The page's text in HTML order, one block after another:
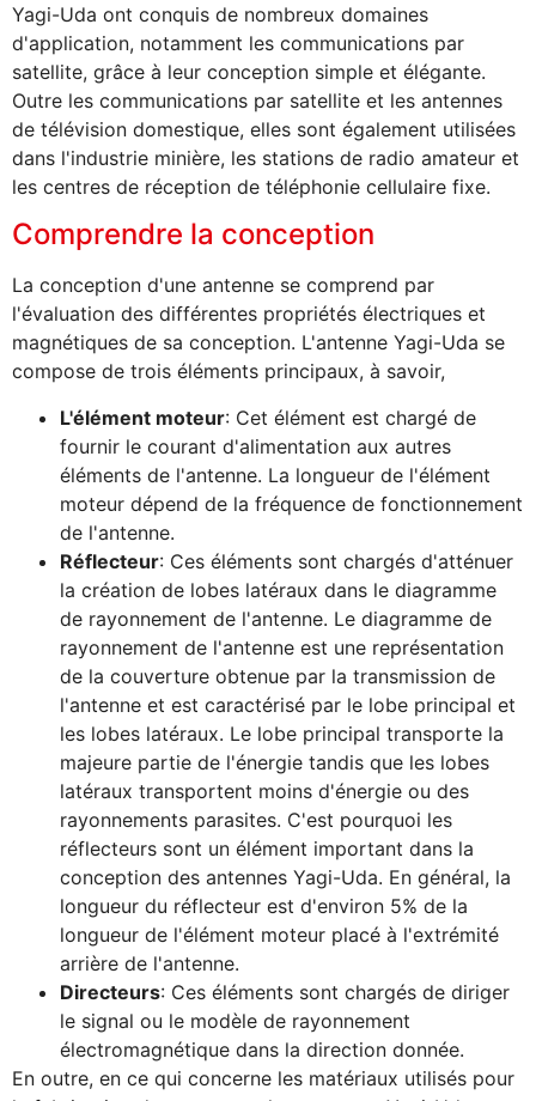
Yagi-Uda ont conquis de nombreux domaines
d'application, notamment les communications par
satellite, grâce à leur conception simple et élégante.
Outre les communications par satellite et les antennes
de télévision domestique, elles sont également utilisées
dans l'industrie minière, les stations de radio amateur et
les centres de réception de téléphonie cellulaire fixe.
Comprendre la conception
La conception d'une antenne se comprend par
l'évaluation des différentes propriétés électriques et
magnétiques de sa conception. L'antenne Yagi-Uda se
compose de trois éléments principaux, à savoir,
L'élément moteur: Cet élément est chargé de
fournir le courant d'alimentation aux autres
éléments de l'antenne. La longueur de l'élément
moteur dépend de la fréquence de fonctionnement
de l'antenne.
Réflecteur: Ces éléments sont chargés d'atténuer
la création de lobes latéraux dans le diagramme
de rayonnement de l'antenne. Le diagramme de
rayonnement de l'antenne est une représentation
de la couverture obtenue par la transmission de
l'antenne et est caractérisé par le lobe principal et
les lobes latéraux. Le lobe principal transporte la
majeure partie de l'énergie tandis que les lobes
latéraux transportent moins d'énergie ou des
rayonnements parasites. C'est pourquoi les
réflecteurs sont un élément important dans la
conception des antennes Yagi-Uda. En général, la
longueur du réflecteur est d'environ 5% de la
longueur de l'élément moteur placé à l'extrémité
arrière de l'antenne.
Directeurs: Ces éléments sont chargés de diriger
le signal ou le modèle de rayonnement
électromagnétique dans la direction donnée.
En outre, en ce qui concerne les matériaux utilisés pour